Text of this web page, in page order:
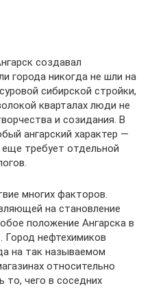
создавал
города никогда не шли на
сибирской стройки,
кварталах люди не
и созидания. В
ангарский характер —
требует отдельной
многих факторов.
на становление
положение Ангарска в
Город нефтехимиков
на так называемом
относительно
чего в соседних